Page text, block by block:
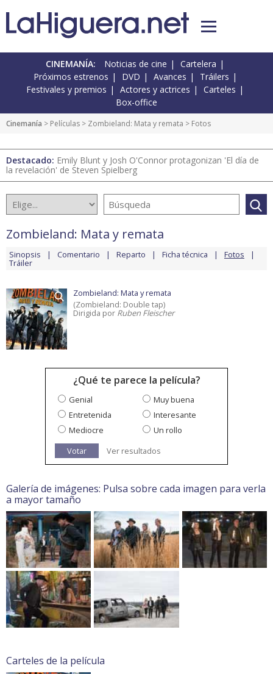
CINEMANÍA: Noticias de cine
Cartelera
Próximos estrenos
DVD Avances
Tráilers
Festivales y premios
Actores y actrices
Carteles
Box-office
Cinemanía > Películas > Zombieland: Mata y remata > Fotos
Destacado: Emily Blunt y Josh O'Connor protagonizan 'El día de
la revelación' de Steven Spielberg
Zombieland: Mata y remata
Sinopsis Comentario Reparto Ficha técnica Fotos
Tráiler
Zombieland: Mata y remata
(Zombieland: Double tap)
Dirigida por Ruben Fleischer
¿Qué te parece la película?
Genial
Muy buena
Entretenida
Interesante
Mediocre
Un rollo
Votar
Ver resultados
Galería de imágenes: Pulsa sobre cada imagen para verla
a mayor tamaño
Carteles de la película